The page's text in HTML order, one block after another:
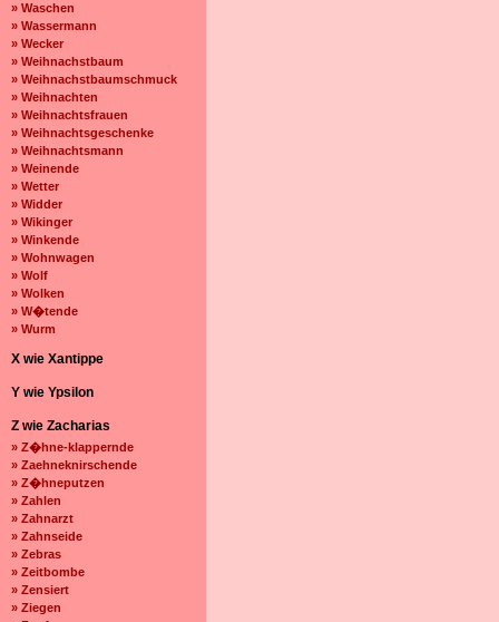
» Waschen
» Wassermann
» Wecker
» Weihnachstbaum
» Weihnachstbaumschmuck
» Weihnachten
» Weihnachtsfrauen
» Weihnachtsgeschenke
» Weihnachtsmann
» Weinende
» Wetter
» Widder
» Wikinger
» Winkende
» Wohnwagen
» Wolf
» Wolken
» W�tende
» Wurm
X wie Xantippe
Y wie Ypsilon
Z wie Zacharias
» Z�hne-klappernde
» Zaehneknirschende
» Z�hneputzen
» Zahlen
» Zahnarzt
» Zahnseide
» Zebras
» Zeitbombe
» Zensiert
» Ziegen